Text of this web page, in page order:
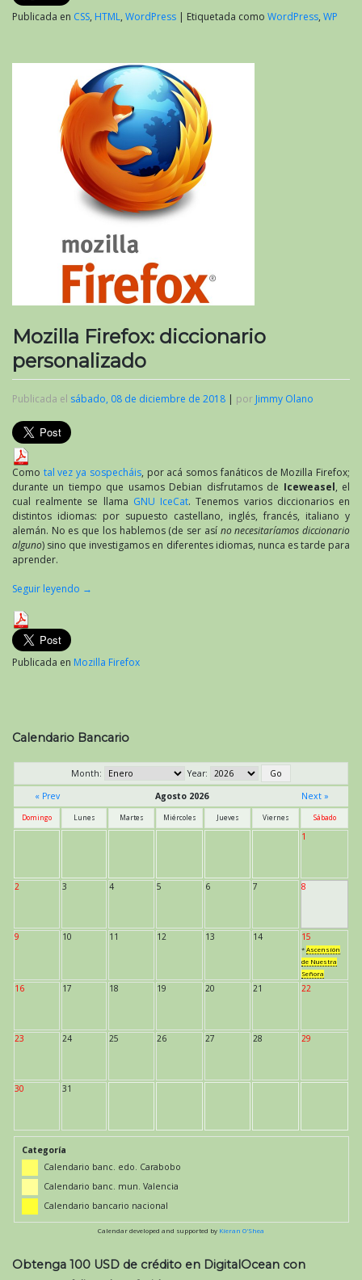
Publicada en CSS, HTML, WordPress | Etiquetada como WordPress, WP
Mozilla Firefox: diccionario
personalizado
Publicada el sábado, 08 de diciembre de 2018 | por Jimmy Olano
Como tal vez ya sospecháis, por acá somos fanáticos de Mozilla Firefox;
durante un tiempo que usamos Debian disfrutamos de Iceweasel, el
cual realmente se llama GNU IceCat. Tenemos varios diccionarios en
distintos idiomas: por supuesto castellano, inglés, francés, italiano y
alemán. No es que los hablemos (de ser así no necesitaríamos diccionario
alguno) sino que investigamos en diferentes idiomas, nunca es tarde para
aprender.
Seguir leyendo →
Publicada en Mozilla Firefox
Calendario Bancario
Month:
Year:
« Prev
Agosto 2026 Next »
Domingo Lunes Martes Miércoles Jueves Viernes Sábado
1
2 3 4 5 6 7 8
9 10 11 12 13 14 15
* Ascensión
de Nuestra
Señora
16 17 18 19 20 21 22
23 24 25 26 27 28 29
30 31
Categoría
Calendario banc. edo. Carabobo
Calendario banc. mun. Valencia
Calendario bancario nacional
Calendar developed and supported by Kieran O'Shea
Obtenga 100 USD de crédito en DigitalOcean con